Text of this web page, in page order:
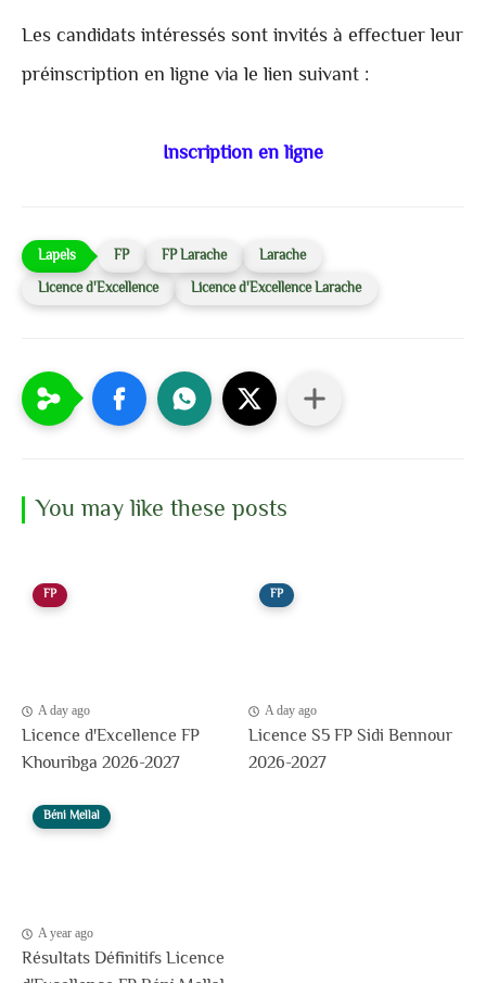
Les candidats intéressés sont invités à effectuer leur
préinscription en ligne via le lien suivant :
Inscription en ligne
FP FP Larache
Larache
Licence d'Excellence
Licence d'Excellence Larache
You may like these posts
FP
A day ago
Licence d'Excellence FP
Khouribga 2026-2027
FP
A day ago
Licence S5 FP Sidi Bennour
2026-2027
Béni Mellal
A year ago
Résultats Définitifs Licence